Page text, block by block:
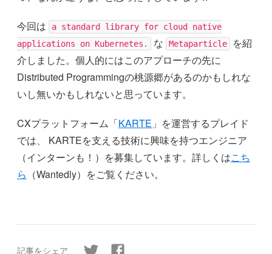
今回は
a standard library for cloud native
applications on Kubernetes.
な Metaparticle
を紹
介しました。個人的にはこのアプローチの先に
Distributed Programmingの桃源郷があるのかもしれな
いし無いかもしれないと思っています。
CXプラットフォーム「KARTE 」を運営するプレイド
では、 KARTEを支える技術に興味を持つエンジニア
（インターンも！）を募集しています。詳しくはこち
ら （Wantedly）をご覧ください。
記事をシェア